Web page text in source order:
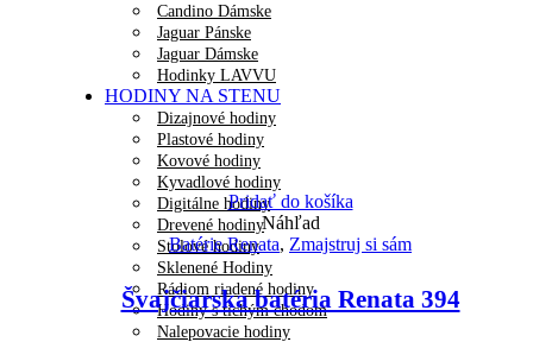
Candino Dámske
Jaguar Pánske
Jaguar Dámske
Hodinky LAVVU
HODINY NA STENU
Dizajnové hodiny
Plastové hodiny
Kovové hodiny
Kyvadlové hodiny
Digitálne hodiny
Drevené hodiny
Stolové hodiny
Sklenené Hodiny
Rádiom riadené hodiny
Hodiny s tichým chodom
Nalepovacie hodiny
Pridať do košíka
Náhľad
Batérie Renata, Zmajstruj si sám
Švajčiarska batéria Renata 394